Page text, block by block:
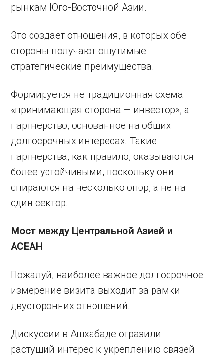
рынкам Юго-Восточной Азии.
Это создает отношения, в которых обе
стороны получают ощутимые
стратегические преимущества.
Формируется не традиционная схема
«принимающая сторона — инвестор», а
партнерство, основанное на общих
долгосрочных интересах. Такие
партнерства, как правило, оказываются
более устойчивыми, поскольку они
опираются на несколько опор, а не на
один сектор.
Мост между Центральной Азией и
АСЕАН
Пожалуй, наиболее важное долгосрочное
измерение визита выходит за рамки
двусторонних отношений.
Дискуссии в Ашхабаде отразили
растущий интерес к укреплению связей